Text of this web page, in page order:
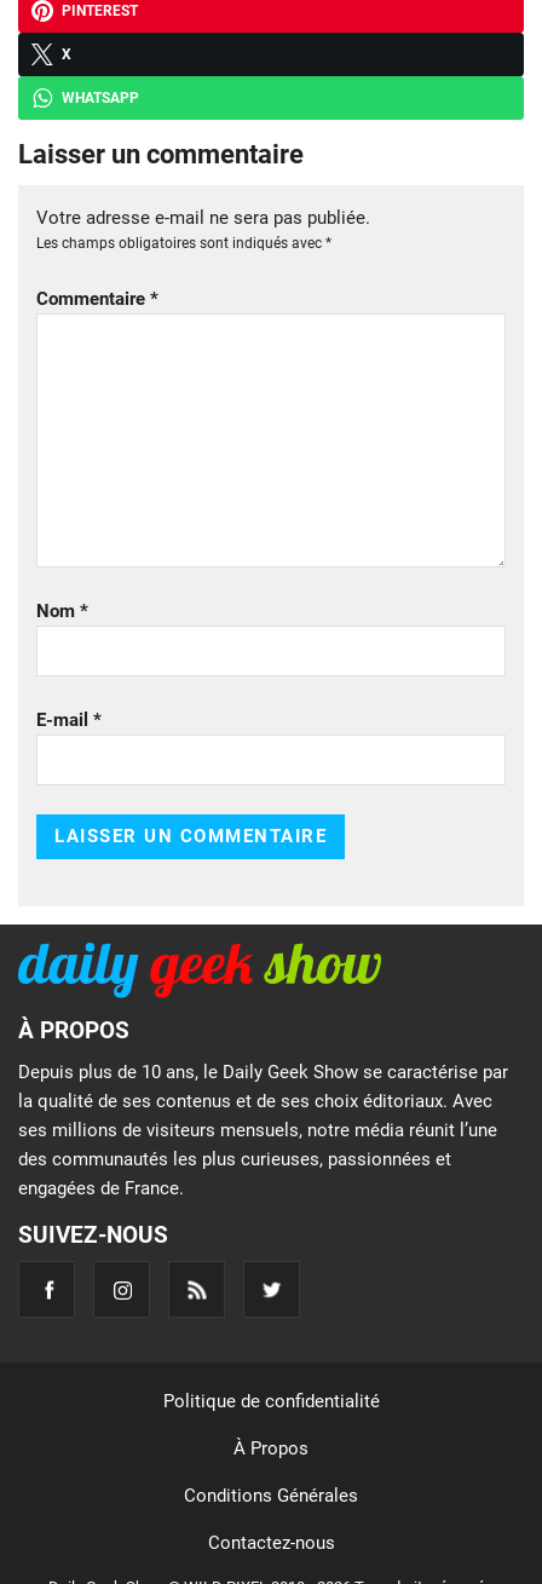
PINTEREST
X
WHATSAPP
Laisser un commentaire
Votre adresse e-mail ne sera pas publiée.
Les champs obligatoires sont indiqués avec *
Commentaire *
Nom *
E-mail *
À PROPOS
Depuis plus de 10 ans, le Daily Geek Show se caractérise par
la qualité de ses contenus et de ses choix éditoriaux. Avec
ses millions de visiteurs mensuels, notre média réunit l’une
des communautés les plus curieuses, passionnées et
engagées de France.
SUIVEZ-NOUS
Politique de confidentialité
À Propos
Conditions Générales
Contactez-nous